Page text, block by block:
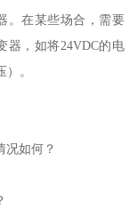
。在某些场合，需要
器，如将24VDC的电
。
况如何？